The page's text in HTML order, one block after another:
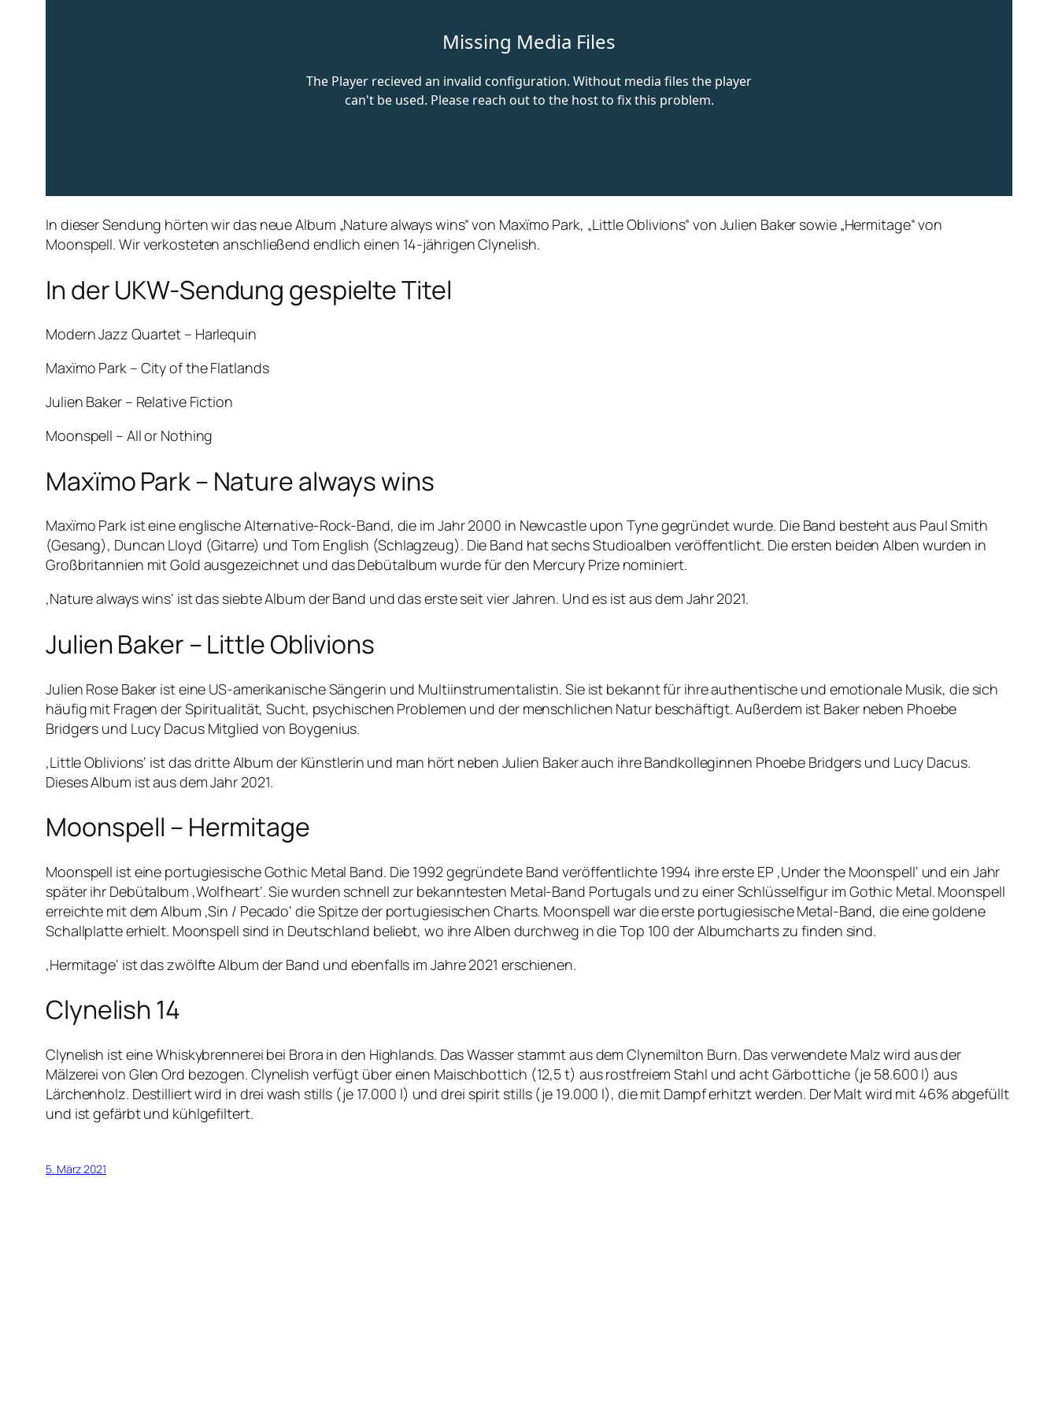
In dieser Sendung hörten wir das neue Album „Nature always wins“ von Maxïmo Park, „Little Oblivions“ von Julien Baker sowie „Hermitage“ von
Moonspell. Wir verkosteten anschließend endlich einen 14-jährigen Clynelish.
In der UKW-Sendung gespielte Titel
Modern Jazz Quartet – Harlequin
Maxïmo Park – City of the Flatlands
Julien Baker – Relative Fiction
Moonspell – All or Nothing
Maxïmo Park – Nature always wins
Maxïmo Park ist eine englische Alternative-Rock-Band, die im Jahr 2000 in Newcastle upon Tyne gegründet wurde. Die Band besteht aus Paul Smith
(Gesang), Duncan Lloyd (Gitarre) und Tom English (Schlagzeug). Die Band hat sechs Studioalben veröffentlicht. Die ersten beiden Alben wurden in
Großbritannien mit Gold ausgezeichnet und das Debütalbum wurde für den Mercury Prize nominiert.
‚Nature always wins‘ ist das siebte Album der Band und das erste seit vier Jahren. Und es ist aus dem Jahr 2021.
Julien Baker – Little Oblivions
Julien Rose Baker ist eine US-amerikanische Sängerin und Multiinstrumentalistin. Sie ist bekannt für ihre authentische und emotionale Musik, die sich
häufig mit Fragen der Spiritualität, Sucht, psychischen Problemen und der menschlichen Natur beschäftigt. Außerdem ist Baker neben Phoebe
Bridgers und Lucy Dacus Mitglied von Boygenius.
‚Little Oblivions‘ ist das dritte Album der Künstlerin und man hört neben Julien Baker auch ihre Bandkolleginnen Phoebe Bridgers und Lucy Dacus.
Dieses Album ist aus dem Jahr 2021.
Moonspell – Hermitage
Moonspell ist eine portugiesische Gothic Metal Band. Die 1992 gegründete Band veröffentlichte 1994 ihre erste EP ‚Under the Moonspell‘ und ein Jahr
später ihr Debütalbum ‚Wolfheart‘. Sie wurden schnell zur bekanntesten Metal-Band Portugals und zu einer Schlüsselfigur im Gothic Metal. Moonspell
erreichte mit dem Album ‚Sin / Pecado‘ die Spitze der portugiesischen Charts. Moonspell war die erste portugiesische Metal-Band, die eine goldene
Schallplatte erhielt. Moonspell sind in Deutschland beliebt, wo ihre Alben durchweg in die Top 100 der Albumcharts zu finden sind.
‚Hermitage‘ ist das zwölfte Album der Band und ebenfalls im Jahre 2021 erschienen.
Clynelish 14
Clynelish ist eine Whiskybrennerei bei Brora in den Highlands. Das Wasser stammt aus dem Clynemilton Burn. Das verwendete Malz wird aus der
Mälzerei von Glen Ord bezogen. Clynelish verfügt über einen Maischbottich (12,5 t) aus rostfreiem Stahl und acht Gärbottiche (je 58.600 l) aus
Lärchenholz. Destilliert wird in drei wash stills (je 17.000 l) und drei spirit stills (je 19.000 l), die mit Dampf erhitzt werden. Der Malt wird mit 46% abgefüllt
und ist gefärbt und kühlgefiltert.
5. März 2021